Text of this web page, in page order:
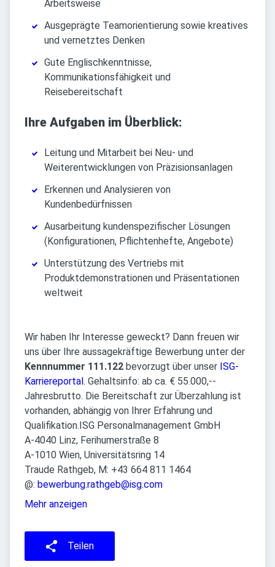
Arbeitsweise
Ausgeprägte Teamorientierung sowie kreatives
und vernetztes Denken
Gute Englischkenntnisse,
Kommunikationsfähigkeit und
Reisebereitschaft
Ihre Aufgaben im Überblick:
Leitung und Mitarbeit bei Neu- und
Weiterentwicklungen von Präzisionsanlagen
Erkennen und Analysieren von
Kundenbedürfnissen
Ausarbeitung kundenspezifischer Lösungen
(Konfigurationen, Pflichtenhefte, Angebote)
Unterstützung des Vertriebs mit
Produktdemonstrationen und Präsentationen
weltweit
Wir haben Ihr Interesse geweckt? Dann freuen wir
uns über Ihre aussagekräftige Bewerbung unter der
Kennnummer 111.122 bevorzugt über unser ISG-
Karriereportal . Gehaltsinfo: ab ca. € 55.000,--
Jahresbrutto. Die Bereitschaft zur Überzahlung ist
vorhanden, abhängig von Ihrer Erfahrung und
Qualifikation. ISG Personalmanagement GmbH
A-4040 Linz, Ferihumerstraße 8
A-1010 Wien, Universitätsring 14
Traude Rathgeb, M: +43 664 811 1464
@: bewerbung.rathgeb@isg.com
Mehr anzeigen
Teilen